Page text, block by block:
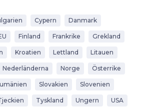
Cypern Danmark
Finland Frankrike Grekland
Kroatien Lettland Litauen
Nederländerna Norge Österrike
Slovakien Slovenien
Tyskland Ungern USA